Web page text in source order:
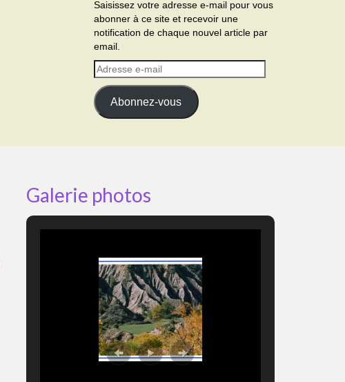
Saisissez votre adresse e-mail pour vous
abonner à ce site et recevoir une
notification de chaque nouvel article par
email.
Adresse
e-
mail
Abonnez-vous
Galerie photos